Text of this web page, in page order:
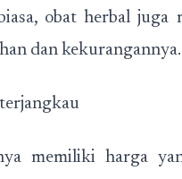
obat herbal juga
dan kekurangannya.
memiliki harga